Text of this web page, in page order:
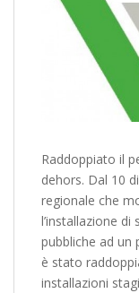
Raddoppiato il
dehors. Dal 10
regionale che
l’installazione
pubbliche ad un
è stato
installazioni